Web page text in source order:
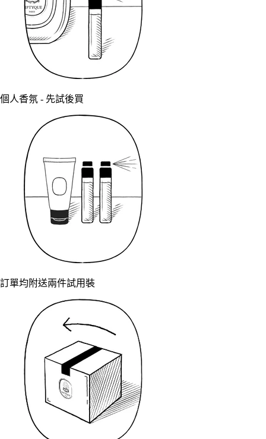
個人香氛 - 先試後買
訂單均附送兩件試用裝